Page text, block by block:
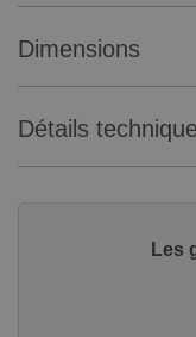
Dimensions
Détails
Les